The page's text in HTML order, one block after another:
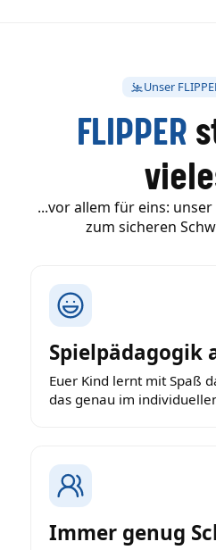
Unser
FLIPPER
...vor allem für eins:
zum sicheren
Spielpädagogik
Euer Kind lernt mit Spaß
das genau im
Immer genug